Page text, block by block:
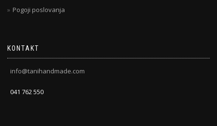
Pogoji poslovanja
KONTAKT
info@tanihandmade.com
041 762 550